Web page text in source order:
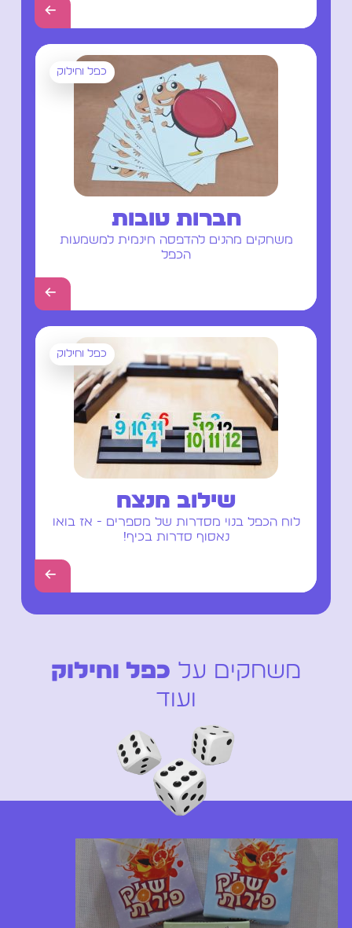
←
כפל וחילוק
חברות טובות
משחקים מהנים להדפסה חינמית למשמעות
הכפל
←
כפל וחילוק
שילוב מנצח
לוח הכפל בנוי מסדרות של מספרים - אז בואו
נאסוף סדרות בכיף!
←
משחקים על כפל וחילוק
ועוד